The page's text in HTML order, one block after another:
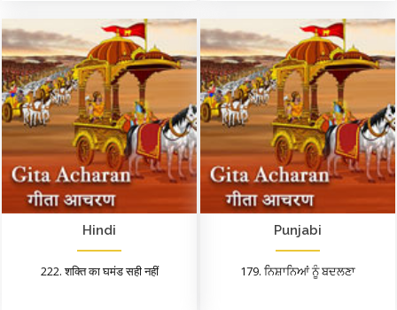
Hindi
222. शक्ति का घमंड सही नहीं
Punjabi
179. ਨਿਸ਼ਾਨਿਆਂ ਨੂੰ ਬਦਲਣਾ